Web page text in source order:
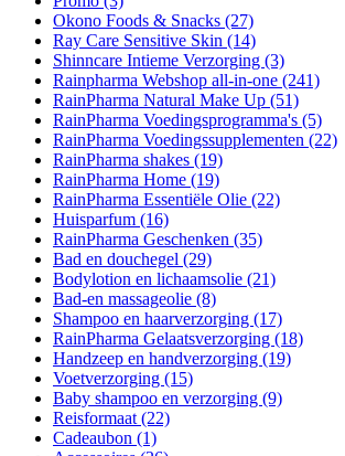
Okono Foods & Snacks (27)
Ray Care Sensitive Skin (14)
Shinncare Intieme Verzorging (3)
Rainpharma Webshop all-in-one (241)
RainPharma Natural Make Up (51)
RainPharma Voedingsprogramma's (5)
RainPharma Voedingssupplementen (22)
RainPharma shakes (19)
RainPharma Home (19)
RainPharma Essentiële Olie (22)
Huisparfum (16)
RainPharma Geschenken (35)
Bad en douchegel (29)
Bodylotion en lichaamsolie (21)
Bad-en massageolie (8)
Shampoo en haarverzorging (17)
RainPharma Gelaatsverzorging (18)
Handzeep en handverzorging (19)
Voetverzorging (15)
Baby shampoo en verzorging (9)
Reisformaat (22)
Cadeaubon (1)